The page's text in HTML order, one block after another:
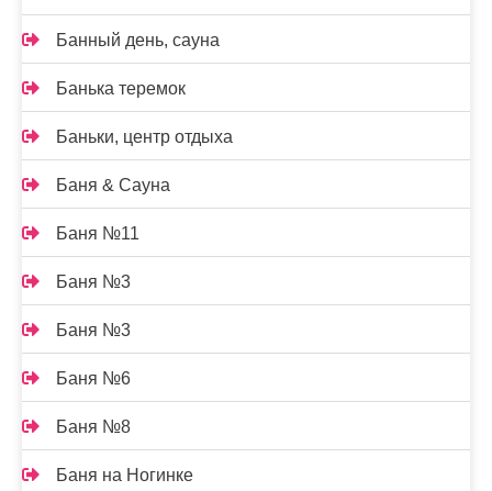
Банный день, сауна
Банька теремок
Баньки, центр отдыха
Баня & Сауна
Баня №11
Баня №3
Баня №3
Баня №6
Баня №8
Баня на Ногинке